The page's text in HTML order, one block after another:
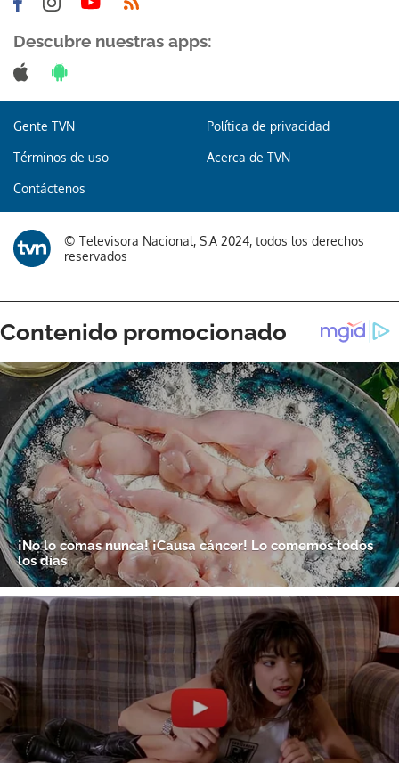
Descubre nuestras apps:
Gente TVN Política de privacidad
Términos de uso Acerca de TVN
Contáctenos
© Televisora Nacional, S.A 2024, todos los derechos
reservados